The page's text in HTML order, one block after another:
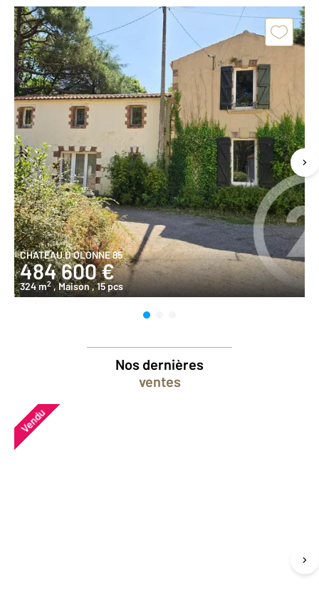
CHATEAU D OLONNE 85
484 600 €
324 m2 , Maison, 15 pcs
Nos dernières
ventes
Vendu